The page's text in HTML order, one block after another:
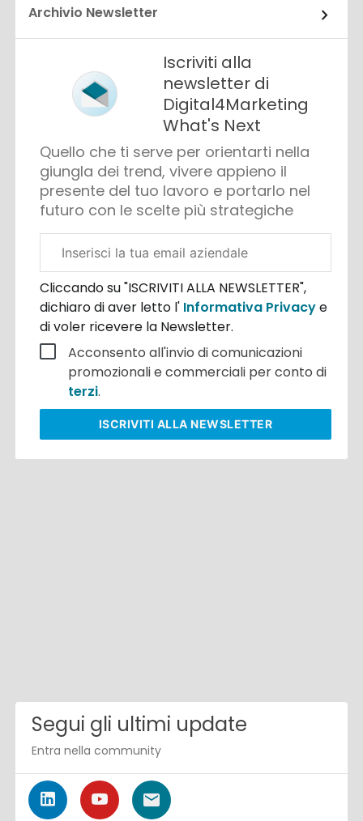
Archivio Newsletter
Iscriviti alla
newsletter di
Digital4Marketing
What's Next
Quello che ti serve per orientarti nella
giungla dei trend, vivere appieno il
presente del tuo lavoro e portarlo nel
futuro con le scelte più strategiche
aziendale
Cliccando su "ISCRIVITI ALLA NEWSLETTER",
dichiaro di aver letto l' Informativa Privacye
di voler ricevere la Newsletter.
Acconsento all'invio di comunicazioni
promozionali e commerciali per conto di
terzi.
ISCRIVITI ALLA NEWSLETTER
Segui gli ultimi update
Entra nella community